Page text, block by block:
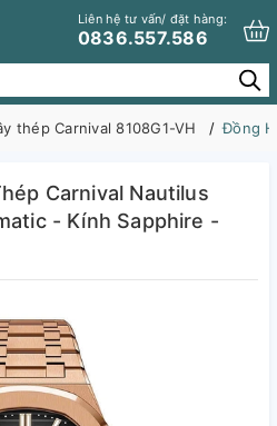
Liên hệ tư vấn/ đặt hàng:
0836.557.586
thép Carnival 8108G1-VH Đồng
Carnival Nautilus
- Kính Sapphire -